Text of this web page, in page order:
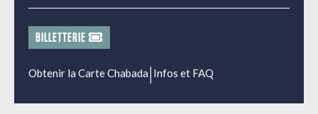
BILLETTERIE
Obtenir la Carte Chabada| Infos et FAQ